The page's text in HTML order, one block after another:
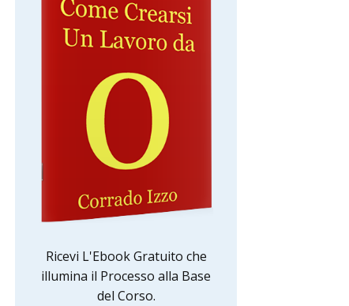
Ricevi L'Ebook Gratuito che
illumina il Processo alla Base
del Corso.